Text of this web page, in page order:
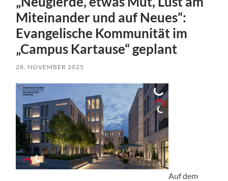
Miteinander und auf Neues“:
Evangelische Kommunität im
„Campus Kartause“ geplant
28. NOVEMBER 2025
Auf dem